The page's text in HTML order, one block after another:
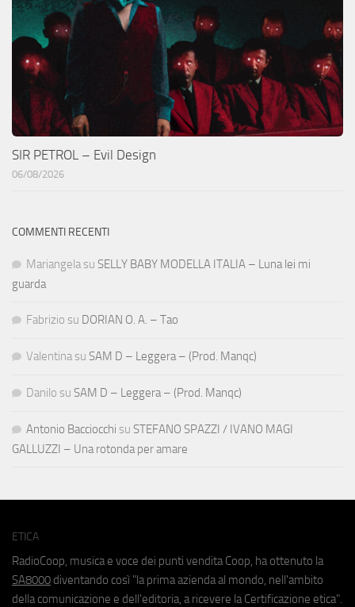
SIR PETROL – Evil Design
06/08/2026
COMMENTI RECENTI
Mariangela su SELLY BABY MODELLA ITALIA – Luna lei mi
guarda
Fabrizio su DORIAN O. A. – Tao
Valentina su SAM D – Leggera – (Prod. Manqc)
Danilo su SAM D – Leggera – (Prod. Manqc)
Antonio Bacciocchi su STEFANO SPAZZI / IVANO MAGI
GALLUZZI – Una rotonda per amare
ETICA
RadioCoop, musica e voce dei punti vendita Coop, ha ottenuto la
SA8000 diventando così "la prima azienda al mondo, nell'ambito
della comunicazione e dell'editoria, a ricevere la Certificazione etica".